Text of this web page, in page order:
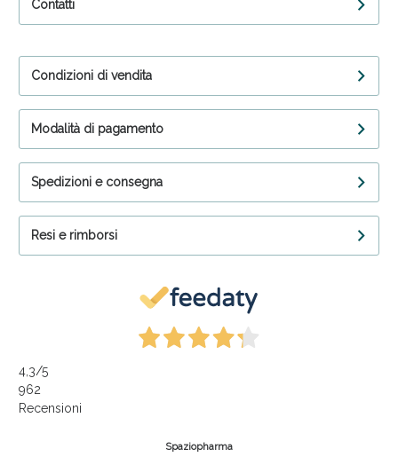
Contatti
Condizioni di vendita
Modalità di pagamento
Spedizioni e consegna
Resi e rimborsi
4,3/5
962
Recensioni
Spaziopharma